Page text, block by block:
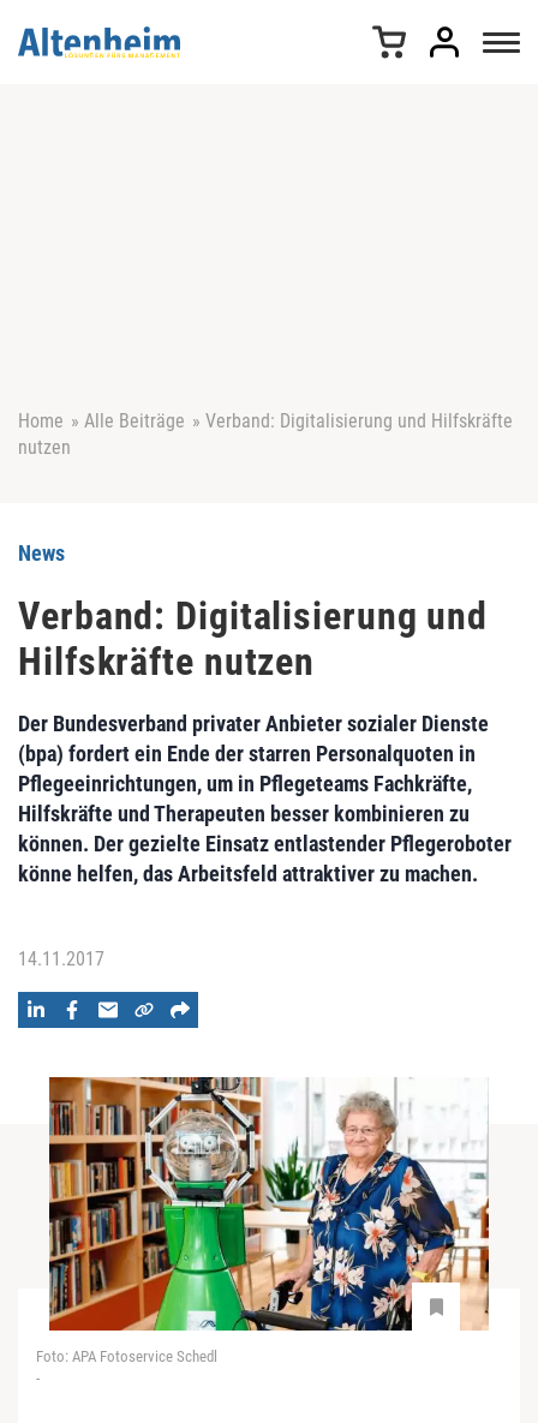
Home » Alle Beiträge » Verband: Digitalisierung und Hilfskräfte
nutzen
News
Verband: Digitalisierung und
Hilfskräfte nutzen
Der Bundesverband privater Anbieter sozialer Dienste
(bpa) fordert ein Ende der starren Personalquoten in
Pflegeeinrichtungen, um in Pflegeteams Fachkräfte,
Hilfskräfte und Therapeuten besser kombinieren zu
können. Der gezielte Einsatz entlastender Pflegeroboter
könne helfen, das Arbeitsfeld attraktiver zu machen.
14.11.2017
Foto: APA Fotoservice Schedl
-